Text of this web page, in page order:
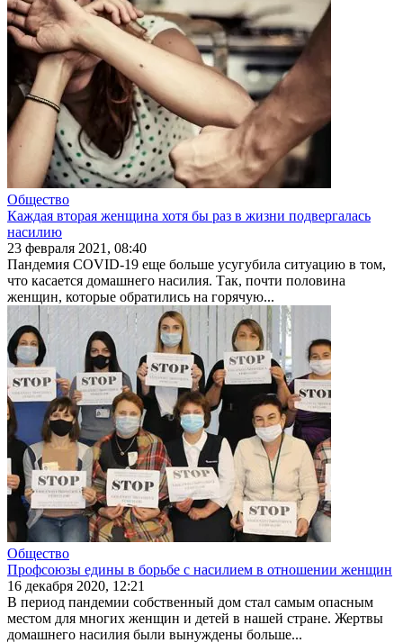
Общество
Каждая вторая женщина хотя бы раз в жизни подвергалась
насилию
23 февраля 2021, 08:40
Пандемия COVID-19 еще больше усугубила ситуацию в том,
что касается домаш­него насилия. Так, почти поло­вина
женщин, которые обра­тились на горячую...
Общество
Профсоюзы едины в борьбе с насилием в отношении женщин
16 декабря 2020, 12:21
В период пандемии собственный дом стал самым опасным
местом для многих женщин и детей в нашей стране. Жертвы
домашнего насилия были вынуждены больше...